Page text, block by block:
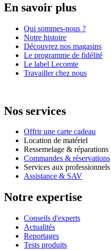
En savoir plus
Qui sommes-nous ?
Notre histoire
Découvrez nos magasins
Le programme de fidélité
Le label Lecomte
Travailler chez nous
Nos services
Offrir une carte cadeau
Location de matériel
Ressemelage & réparations
Commandes & réservations
Services aux professionnels
Assistance & SAV
Notre expertise
Conseils d'experts
Actualités
Reportages
Tests produits